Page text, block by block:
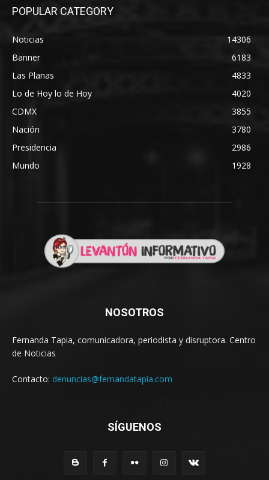
POPULAR CATEGORY
Noticias
14306
Banner
6183
Las Planas
4833
Lo de Hoy lo de Hoy
4020
CDMX
3855
Nación
3780
Presidencia
2986
Mundo
1928
NOSOTROS
Fernanda Tapia, comunicadora, periodista y disruptora. Centro
de Noticias
Contacto: denuncias@fernandatapia.com
SÍGUENOS